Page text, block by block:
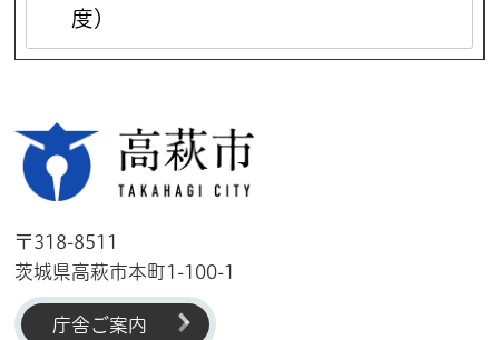
度）
〒318-8511
茨城県高萩市本町1-100-1
庁舎ご案内